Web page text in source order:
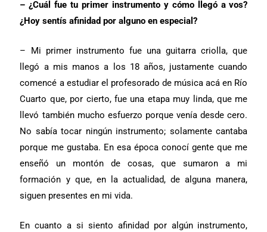
– ¿Cuál fue tu primer instrumento y cómo llegó a vos?
¿Hoy sentís afinidad por alguno en especial?
– Mi primer instrumento fue una guitarra criolla, que
llegó a mis manos a los 18 años, justamente cuando
comencé a estudiar el profesorado de música acá en Río
Cuarto que, por cierto, fue una etapa muy linda, que me
llevó también mucho esfuerzo porque venía desde cero.
No sabía tocar ningún instrumento; solamente cantaba
porque me gustaba. En esa época conocí gente que me
enseñó un montón de cosas, que sumaron a mi
formación y que, en la actualidad, de alguna manera,
siguen presentes en mi vida.
En cuanto a si siento afinidad por algún instrumento,